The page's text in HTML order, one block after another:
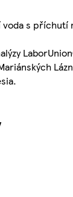
s příchutí